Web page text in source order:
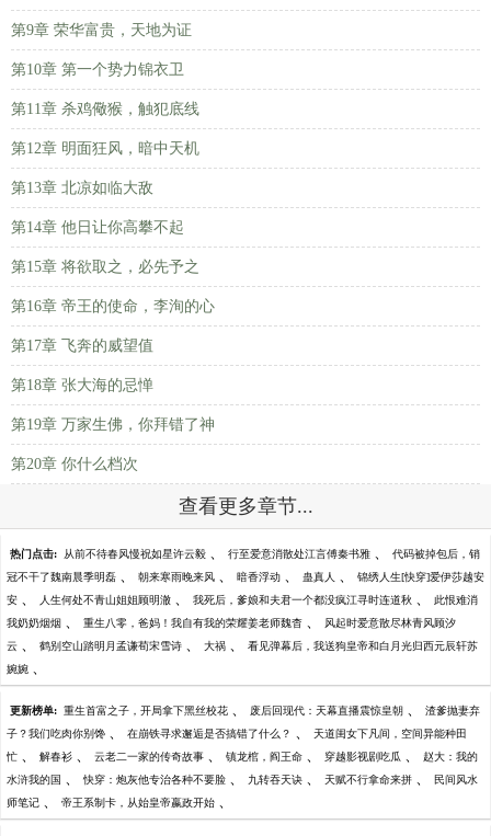
第9章 荣华富贵，天地为证
第10章 第一个势力锦衣卫
第11章 杀鸡儆猴，触犯底线
第12章 明面狂风，暗中天机
第13章 北凉如临大敌
第14章 他日让你高攀不起
第15章 将欲取之，必先予之
第16章 帝王的使命，李洵的心
第17章 飞奔的威望值
第18章 张大海的忌惮
第19章 万家生佛，你拜错了神
第20章 你什么档次
查看更多章节...
热门点击: 从前不待春风慢祝如星许云毅 、 行至爱意消散处江言傅秦书雅 、 代码被掉包后，销
冠不干了魏南晨季明磊 、 朝来寒雨晚来风 、 暗香浮动 、 蛊真人 、 锦绣人生[快穿]爱伊莎越安
安 、 人生何处不青山姐姐顾明澈 、 我死后，爹娘和夫君一个都没疯江寻时连道秋 、 此恨难消
我奶奶烟烟 、 重生八零，爸妈！我自有我的荣耀姜老师魏杳 、 风起时爱意散尽林青风顾汐
云 、 鹤别空山踏明月孟谦荀宋雪诗 、 大祸 、 看见弹幕后，我送狗皇帝和白月光归西元辰轩苏
婉婉 、
更新榜单: 重生首富之子，开局拿下黑丝校花 、 废后回现代：天幕直播震惊皇朝 、 渣爹抛妻弃
子？我们吃肉你别馋 、 在崩铁寻求邂逅是否搞错了什么？ 、 天道闺女下凡间，空间异能种田
忙 、 解春衫 、 云老二一家的传奇故事 、 镇龙棺，阎王命 、 穿越影视剧吃瓜 、 赵大：我的
水浒我的国 、 快穿：炮灰他专治各种不要脸 、 九转吞天诀 、 天赋不行拿命来拼 、 民间风水
师笔记 、 帝王系制卡，从始皇帝嬴政开始 、